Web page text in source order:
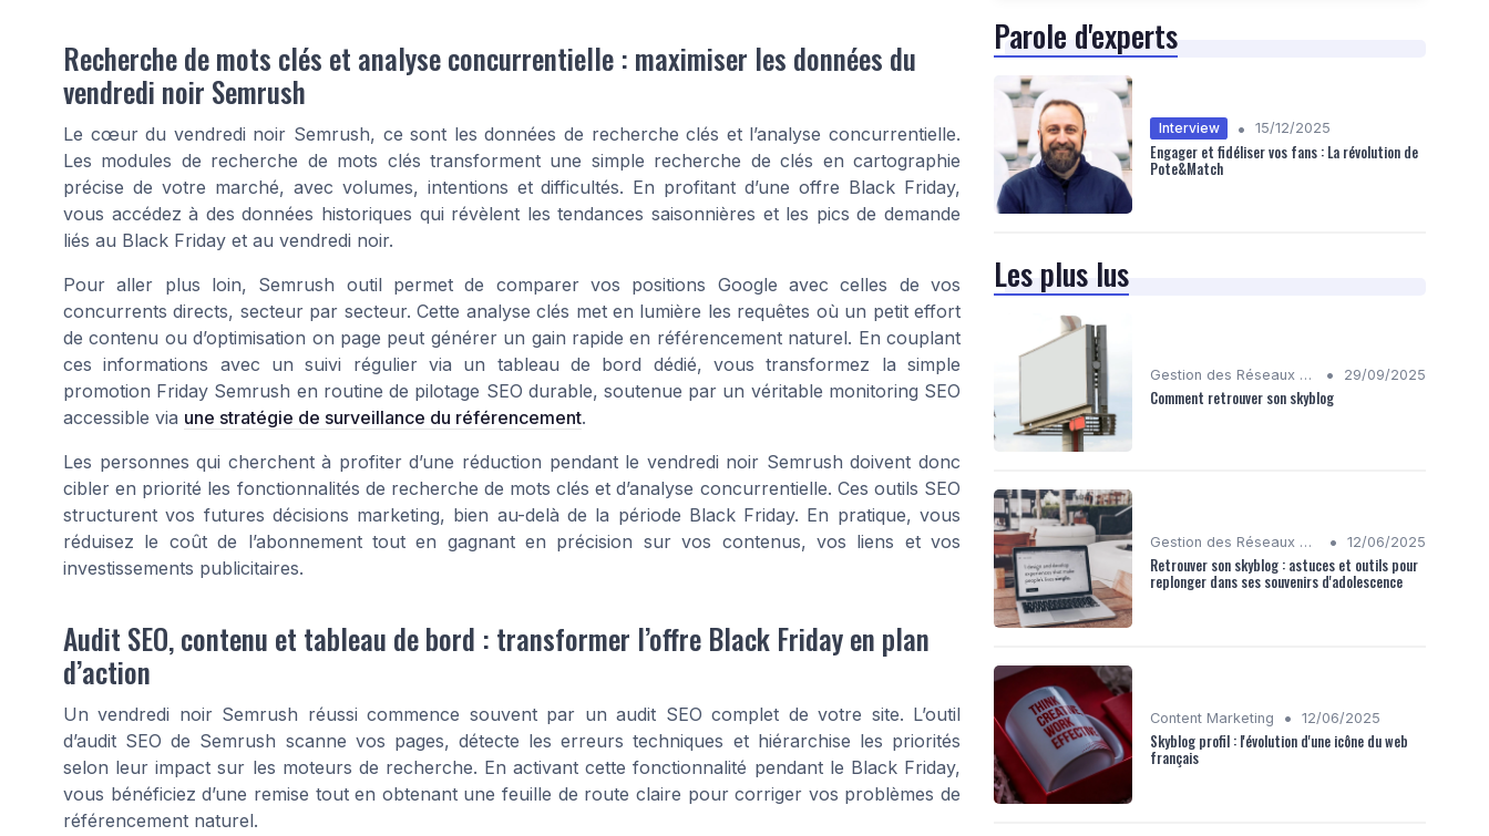
Recherche de mots clés et analyse concurrentielle : maximiser les données du
vendredi noir Semrush
Le cœur du vendredi noir Semrush, ce sont les données de recherche clés et l’analyse concurrentielle.
Les modules de recherche de mots clés transforment une simple recherche de clés en cartographie
précise de votre marché, avec volumes, intentions et difficultés. En profitant d’une offre Black Friday,
vous accédez à des données historiques qui révèlent les tendances saisonnières et les pics de demande
liés au Black Friday et au vendredi noir.
Pour aller plus loin, Semrush outil permet de comparer vos positions Google avec celles de vos
concurrents directs, secteur par secteur. Cette analyse clés met en lumière les requêtes où un petit effort
de contenu ou d’optimisation on page peut générer un gain rapide en référencement naturel. En couplant
ces informations avec un suivi régulier via un tableau de bord dédié, vous transformez la simple
promotion Friday Semrush en routine de pilotage SEO durable, soutenue par un véritable monitoring SEO
accessible via une stratégie de surveillance du référencement.
Les personnes qui cherchent à profiter d’une réduction pendant le vendredi noir Semrush doivent donc
cibler en priorité les fonctionnalités de recherche de mots clés et d’analyse concurrentielle. Ces outils SEO
structurent vos futures décisions marketing, bien au-delà de la période Black Friday. En pratique, vous
réduisez le coût de l’abonnement tout en gagnant en précision sur vos contenus, vos liens et vos
investissements publicitaires.
Audit SEO, contenu et tableau de bord : transformer l’offre Black Friday en plan
d’action
Un vendredi noir Semrush réussi commence souvent par un audit SEO complet de votre site. L’outil
d’audit SEO de Semrush scanne vos pages, détecte les erreurs techniques et hiérarchise les priorités
selon leur impact sur les moteurs de recherche. En activant cette fonctionnalité pendant le Black Friday,
vous bénéficiez d’une remise tout en obtenant une feuille de route claire pour corriger vos problèmes de
référencement naturel.
Parole d'experts
Interview • 15/12/2025
Engager et fidéliser vos fans : La révolution de
Pote&Match
Les plus lus
Gestion des Réseaux Sociaux • 29/09/2025
Comment retrouver son skyblog
Gestion des Réseaux Sociaux • 12/06/2025
Retrouver son skyblog : astuces et outils pour
replonger dans ses souvenirs d'adolescence
Content Marketing • 12/06/2025
Skyblog profil : l'évolution d'une icône du web
français